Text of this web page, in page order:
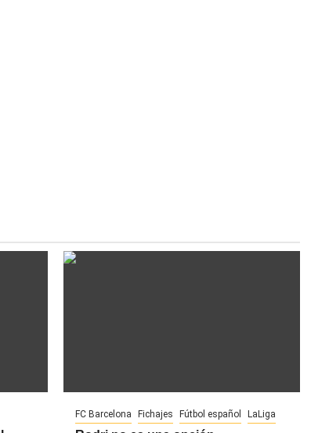
FC Barcelona Fichajes Fútbol español LaLiga